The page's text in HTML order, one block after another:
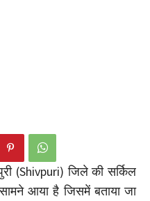
(Shivpuri) जिले की सर्किल
आया है जिसमें बताया जा